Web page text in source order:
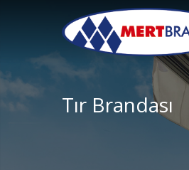
Tır Brandası